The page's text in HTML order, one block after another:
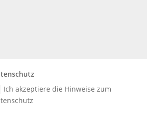
Ich akzeptiere die Hinweise zum